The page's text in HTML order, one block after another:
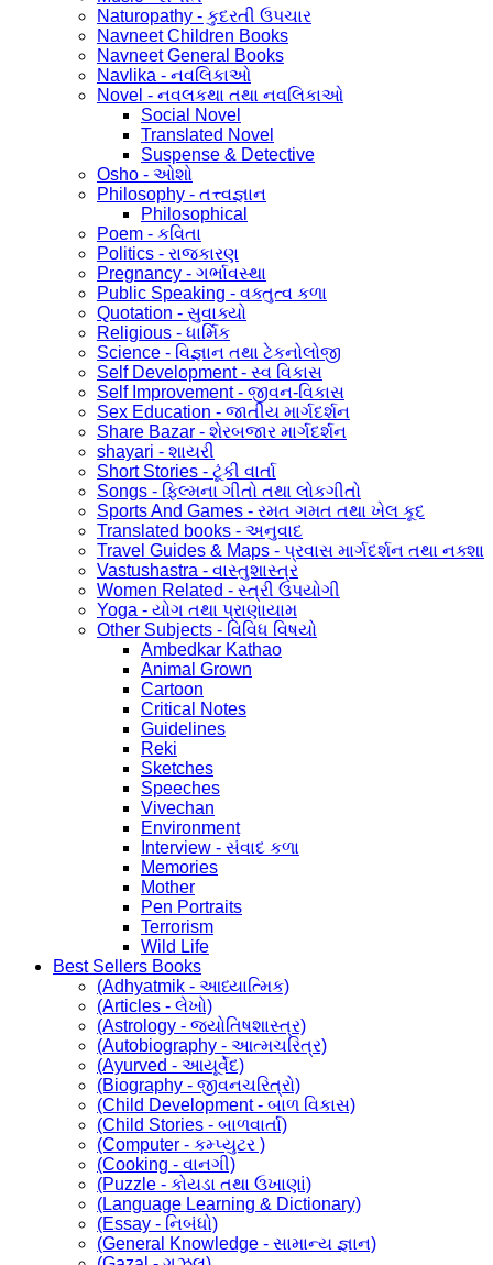
Naturopathy - કુદરતી ઉપચાર
Navneet Children Books
Navneet General Books
Navlika - નવલિકાઓ
Novel - નવલકથા તથા નવલિકાઓ
Social Novel
Translated Novel
Suspense & Detective
Osho - ઓશો
Philosophy - તત્ત્વજ્ઞાન
Philosophical
Poem - કવિતા
Politics - રાજકારણ
Pregnancy - ગર્ભાવસ્થા
Public Speaking - વક્તુત્વ કળા
Quotation - સુવાક્યો
Religious - ધાર્મિક
Science - વિજ્ઞાન તથા ટેકનોલોજી
Self Development - સ્વ વિકાસ
Self Improvement - જીવન-વિકાસ
Sex Education - જાતીય માર્ગદર્શન
Share Bazar - શેરબજાર માર્ગદર્શન
shayari - શાયરી
Short Stories - ટૂંકી વાર્તા
Songs - ફિલ્મના ગીતો તથા લોકગીતો
Sports And Games - રમત ગમત તથા ખેલ કૂદ
Translated books - અનુવાદ
Travel Guides & Maps - પ્રવાસ માર્ગદર્શન તથા નક્શા
Vastushastra - વાસ્તુશાસ્ત્ર
Women Related - સ્ત્રી ઉપયોગી
Yoga - યોગ તથા પ્રાણાયામ
Other Subjects - વિવિધ વિષયો
Ambedkar Kathao
Animal Grown
Cartoon
Critical Notes
Guidelines
Reki
Sketches
Speeches
Vivechan
Environment
Interview - સંવાદ કળા
Memories
Mother
Pen Portraits
Terrorism
Wild Life
Best Sellers Books
(Adhyatmik - આધ્યાત્મિક)
(Articles - લેખો)
(Astrology - જ્યોતિષશાસ્ત્ર)
(Autobiography - આત્મચરિત્ર)
(Ayurved - આયૂર્વેદ)
(Biography - જીવનચરિત્રો)
(Child Development - બાળ વિકાસ)
(Child Stories - બાળવાર્તા)
(Computer - કમ્પ્યુટર )
(Cooking - વાનગી)
(Puzzle - કોયડા તથા ઉખાણાં)
(Language Learning & Dictionary)
(Essay - નિબંધો)
(General Knowledge - સામાન્ય જ્ઞાન)